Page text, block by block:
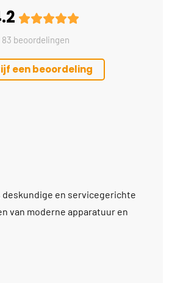
83 beoordelingen
een beoordeling
deskundige en servicegerichte
van moderne apparatuur en